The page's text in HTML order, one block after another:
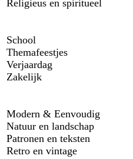
Religieus en spiritueel
School
Themafeestjes
Verjaardag
Zakelijk
Modern & Eenvoudig
Natuur en landschap
Patronen en teksten
Retro en vintage